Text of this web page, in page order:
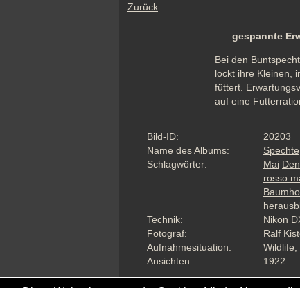
Zurück
gespannte
Bei den
lockt ihre Kleinen,
füttert.
auf eine
Bild-ID:
20203
Name des Albums:
Spechte
Schlagwörter:
Mai
rosso
Technik:
Nikon
Fotograf:
Ralf
Aufnahmesituation:
Wildlife,
Ansichten:
1922